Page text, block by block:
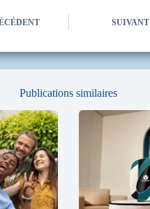
SUIVANT
Publications similaires